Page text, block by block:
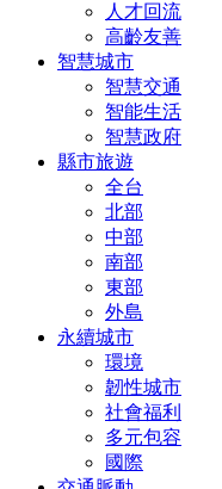
人才回流
高齡友善
智慧城市
智慧交通
智能生活
智慧政府
縣市旅遊
全台
北部
中部
南部
東部
外島
永續城市
環境
韌性城市
社會福利
多元包容
國際